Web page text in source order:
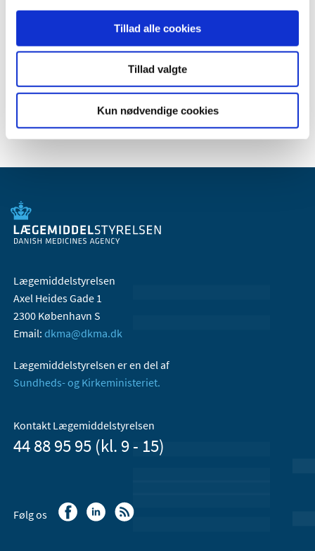
Tillad alle cookies
Tillad valgte
Kun nødvendige cookies
Høringer på Høringsportalen
Se Lægemiddelstyrelsens høringer på
Lægemiddelstyrelsen
Axel Heides Gade 1
2300 København S
Email: dkma@dkma.dk
Lægemiddelstyrelsen er en del af
Sundheds- og Kirkeministeriet.
Kontakt Lægemiddelstyrelsen
44 88 95 95 (kl. 9 - 15)
Følg os